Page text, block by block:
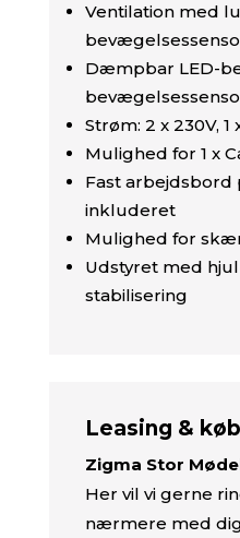
Ventilation med
Dæmpbar LED-
Strøm: 2 x 230V, 1
Mulighed for 1 x
Fast arbejdsbord
inkluderet
Mulighed for
Udstyret med
stabilisering
Leasing & køb
Zigma Stor
Her vil vi gerne
nærmere med